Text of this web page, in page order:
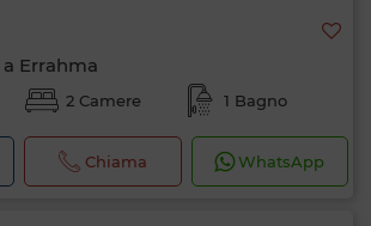
Errahma
2 Camere 1 Bagno
Chiama WhatsApp